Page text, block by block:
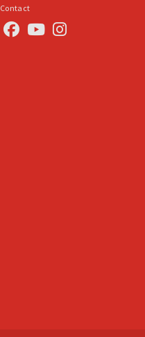
Contact